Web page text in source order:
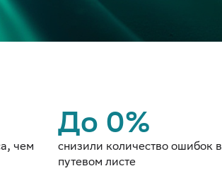
чем
До 0%
снизили количество ошибок в
путевом листе